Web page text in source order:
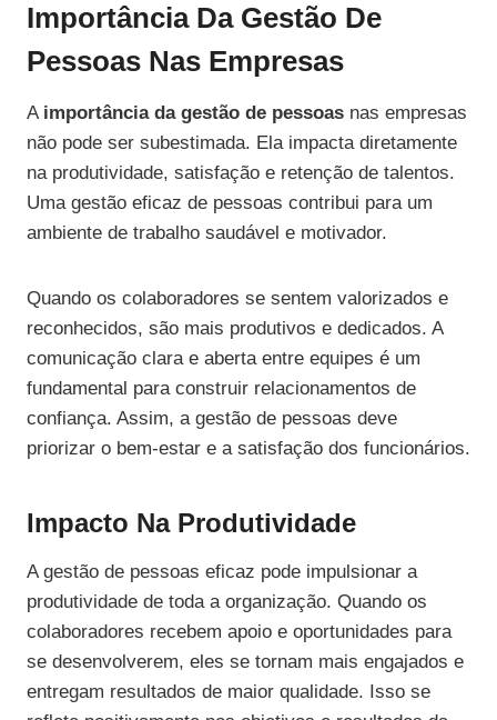
Importância Da Gestão De
Pessoas Nas Empresas
A importância da gestão de pessoas nas empresas
não pode ser subestimada. Ela impacta diretamente
na produtividade, satisfação e retenção de talentos.
Uma gestão eficaz de pessoas contribui para um
ambiente de trabalho saudável e motivador.
Quando os colaboradores se sentem valorizados e
reconhecidos, são mais produtivos e dedicados. A
comunicação clara e aberta entre equipes é um
fundamental para construir relacionamentos de
confiança. Assim, a gestão de pessoas deve
priorizar o bem-estar e a satisfação dos funcionários.
Impacto Na Produtividade
A gestão de pessoas eficaz pode impulsionar a
produtividade de toda a organização. Quando os
colaboradores recebem apoio e oportunidades para
se desenvolverem, eles se tornam mais engajados e
entregam resultados de maior qualidade. Isso se